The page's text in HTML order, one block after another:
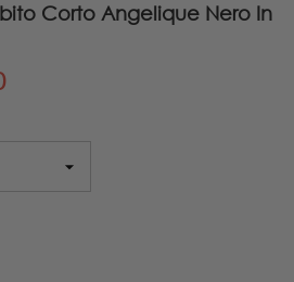
Corto Angelique Nero In